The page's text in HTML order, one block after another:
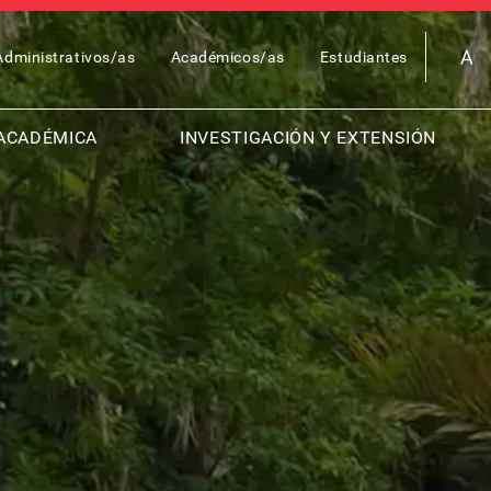
as Académicos/as Estudiantes
INVESTIGACIÓN Y EXTENSIÓN